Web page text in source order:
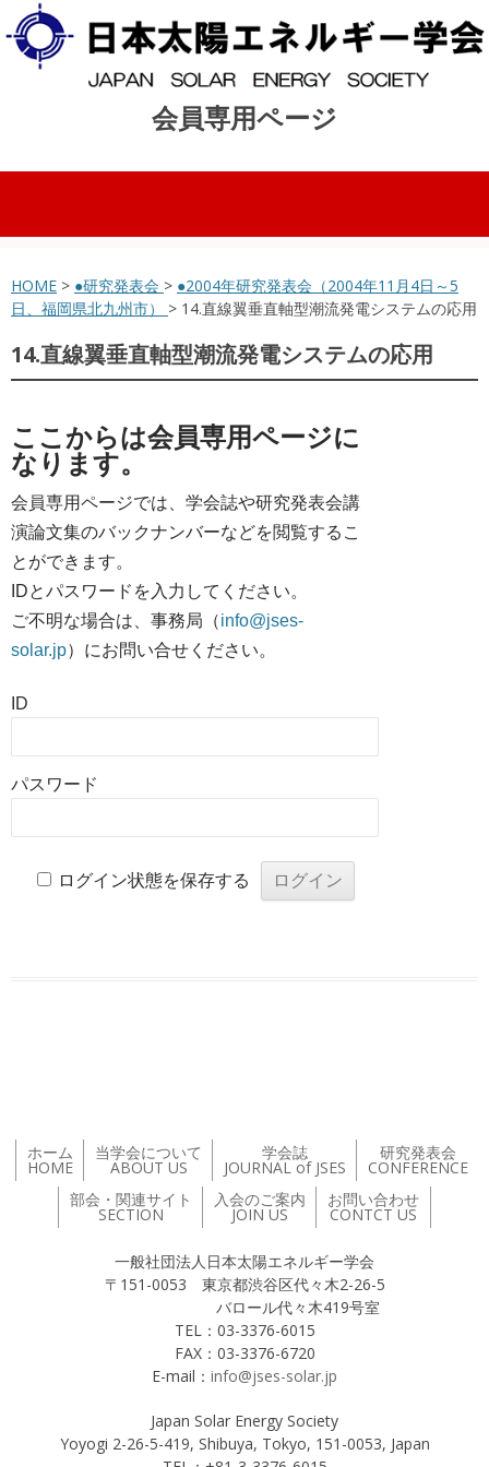
会員専用ページ
コンテンツへスキップ
HOME > ●研究発表会 > ●2004年研究発表会（2004年11月4日～5
日、福岡県北九州市） > 14.直線翼垂直軸型潮流発電システムの応用
14.直線翼垂直軸型潮流発電システムの応用
ここからは会員専用ページに
なります。
会員専用ページでは、学会誌や研究発表会講
演論文集のバックナンバーなどを閲覧するこ
とができます。
IDとパスワードを入力してください。
ご不明な場合は、事務局（info@jses-
solar.jp）にお問い合せください。
ID
パスワード
ログイン状態を保存する
ホーム
HOME
当学会について
ABOUT US
学会誌
JOURNAL of JSES
研究発表会
CONFERENCE
部会・関連サイト
SECTION
入会のご案内
JOIN US
お問い合わせ
CONTCT US
一般社団法人日本太陽エネルギー学会
〒151-0053 東京都渋谷区代々木2-26-5
バロール代々木419号室
TEL：03-3376-6015
FAX：03-3376-6720
E-mail： info@jses-solar.jp
Japan Solar Energy Society
Yoyogi 2-26-5-419, Shibuya, Tokyo, 151-0053, Japan